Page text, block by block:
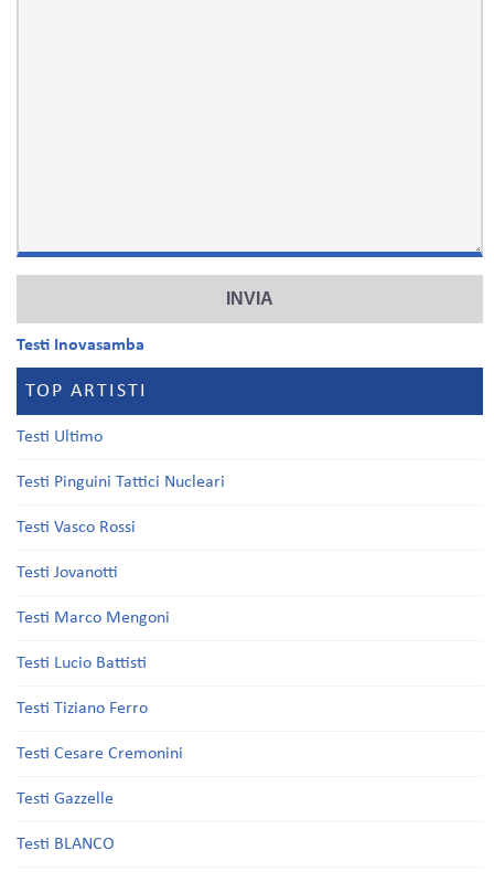
Testi Inovasamba
TOP ARTISTI
Testi Ultimo
Testi Pinguini Tattici Nucleari
Testi Vasco Rossi
Testi Jovanotti
Testi Marco Mengoni
Testi Lucio Battisti
Testi Tiziano Ferro
Testi Cesare Cremonini
Testi Gazzelle
Testi BLANCO